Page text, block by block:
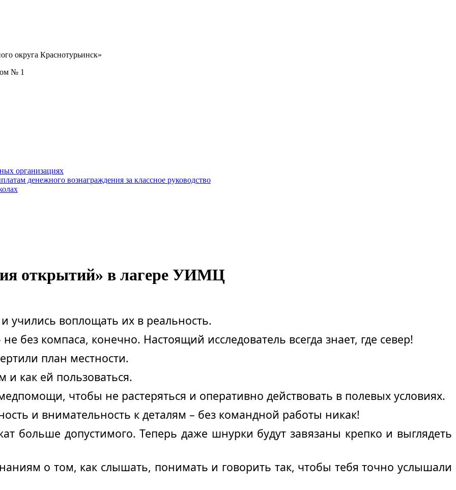
округа Краснотурьинск»
№ 1
организациях
денежного вознаграждения за классное руководство
открытий» в лагере УИМЦ
учились воплощать их в реальность.
без компаса, конечно. Настоящий исследователь всегда знает, где север!
план местности.
и как ей пользоваться.
чтобы не растеряться и оперативно действовать в полевых условиях.
и внимательность к деталям – без командной работы никак!
больше допустимого. Теперь даже шнурки будут завязаны крепко и выглядеть
о том, как слышать, понимать и говорить так, чтобы тебя точно услышали